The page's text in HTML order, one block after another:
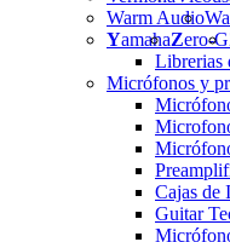
Warm Audio
YamahaZero-G
Librerias
Micrófonos y
Cajas de
Guitar